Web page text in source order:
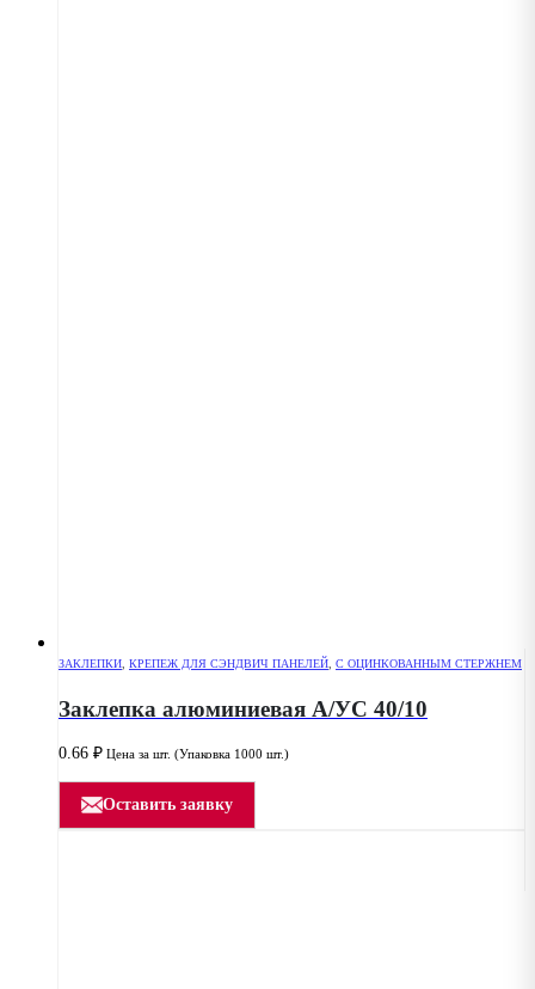
ЗАКЛЕПКИ, КРЕПЕЖ ДЛЯ СЭНДВИЧ ПАНЕЛЕЙ, С ОЦИНКОВАННЫМ СТЕРЖНЕМ
Заклепка алюминиевая А/УС 40/10
0.66 ₽ Цена за шт. (Упаковка 1000 шт.)
Оставить заявку